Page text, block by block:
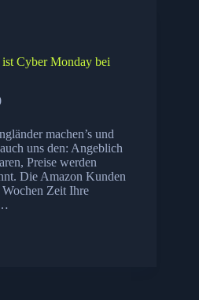
Cyber Monday bei
machen’s und
uns den: Angeblich
Preise werden
Die Amazon Kunden
Wochen Zeit Ihre